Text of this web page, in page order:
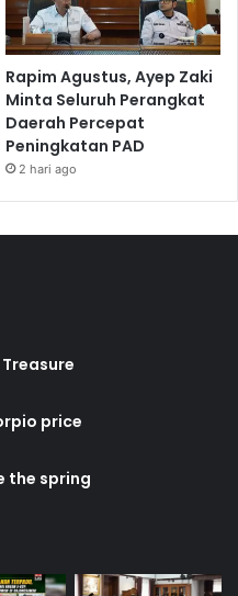
Rapim Agustus, Ayep Zaki
Minta Seluruh Perangkat
Daerah Percepat
Peningkatan PAD
2 hari ago
price
the spring